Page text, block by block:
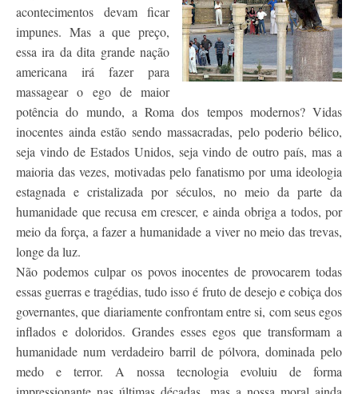
acontecimentos devam ficar
impunes. Mas a que preço,
essa ira da dita grande nação
americana irá fazer para
massagear o ego de maior
potência do mundo, a Roma dos tempos modernos? Vidas
inocentes ainda estão sendo massacradas, pelo poderio bélico,
seja vindo de Estados Unidos, seja vindo de outro país, mas a
maioria das vezes, motivadas pelo fanatismo por uma ideologia
estagnada e cristalizada por séculos, no meio da parte da
humanidade que recusa em crescer, e ainda obriga a todos, por
meio da força, a fazer a humanidade a viver no meio das trevas,
longe da luz.
Não podemos culpar os povos inocentes de provocarem todas
essas guerras e tragédias, tudo isso é fruto de desejo e cobiça dos
governantes, que diariamente confrontam entre si, com seus egos
inflados e doloridos. Grandes esses egos que transformam a
humanidade num verdadeiro barril de pólvora, dominada pelo
medo e terror. A nossa tecnologia evoluiu de forma